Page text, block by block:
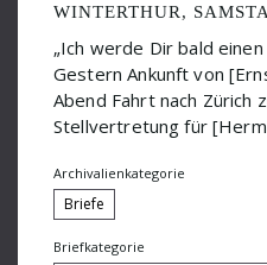
Rothenbühler Kurt
Rudolf Hindemith
Scherchen Hermann
Schmidt-Garre Helmut
Schoeck Othmar
WINTERTHUR,
„Ich werde Dir bald
Gestern Ankunft von
Abend Fahrt nach Zürich
Stellvertretung für
Archivalienkategorie
Briefe
Briefkategorie